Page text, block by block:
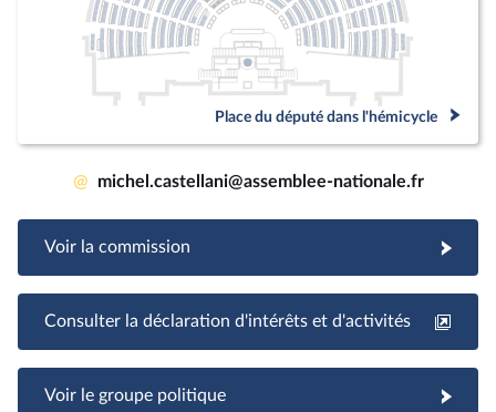
Place du député dans l'hémicycle
@ michel.castellani@assemblee-nationale.fr
Voir la commission
Consulter la déclaration d'intérêts et d'activités
Voir le groupe politique